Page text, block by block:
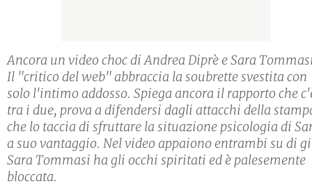
Ancora un video choc di Andrea Diprè e Sara
Il "critico del web" abbraccia la soubrette svestita con
solo l'intimo addosso. Spiega ancora il rapporto che
tra i due, prova a difendersi dagli attacchi della
che lo taccia di sfruttare la situazione psicologia di
a suo vantaggio. Nel video appaiono entrambi su di
Sara Tommasi ha gli occhi spiritati ed è palesemente
bloccata.